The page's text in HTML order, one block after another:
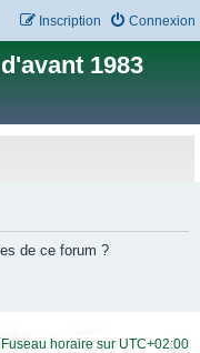
Connexion
Inscription
1983
de ce forum ?
Fuseau horaire sur UTC+02:00